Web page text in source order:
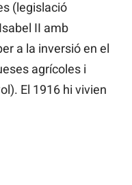
(legislació
II amb
a la inversió en el
agrícoles i
El 1916 hi vivien